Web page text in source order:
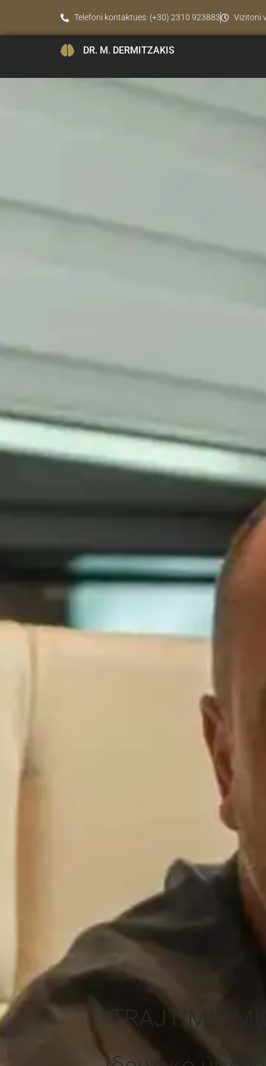
Telefoni kontaktues: (+30) 2310 923883 Vizitoni
DR. M. DERMITZAKIS
TRAJTIMI I